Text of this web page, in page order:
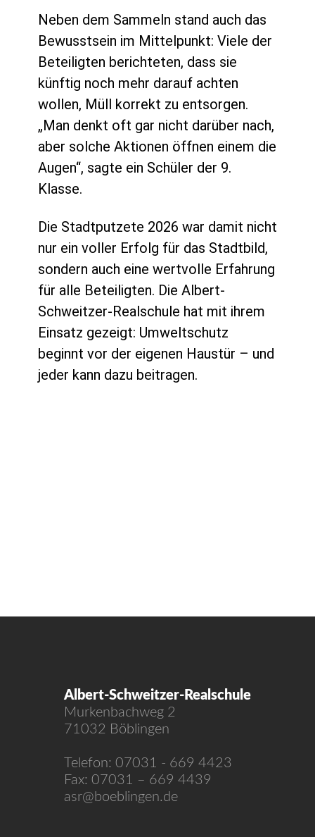
Neben dem Sammeln stand auch das
Bewusstsein im Mittelpunkt: Viele der
Beteiligten berichteten, dass sie
künftig noch mehr darauf achten
wollen, Müll korrekt zu entsorgen.
„Man denkt oft gar nicht darüber nach,
aber solche Aktionen öffnen einem die
Augen“, sagte ein Schüler der 9.
Klasse.
Die Stadtputzete 2026 war damit nicht
nur ein voller Erfolg für das Stadtbild,
sondern auch eine wertvolle Erfahrung
für alle Beteiligten. Die Albert-
Schweitzer-Realschule hat mit ihrem
Einsatz gezeigt: Umweltschutz
beginnt vor der eigenen Haustür – und
jeder kann dazu beitragen.
Albert-Schweitzer-Realschule
Murkenbachweg 2
71032 Böblingen
Telefon: 07031 - 669 4423
Fax: 07031 – 669 4439
asr@boeblingen.de